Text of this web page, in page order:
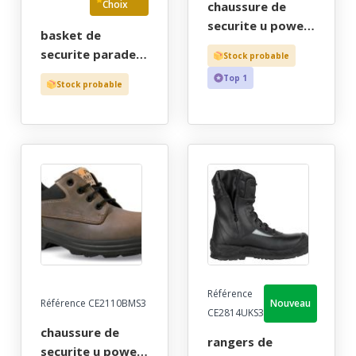
Choix
basket de
securite parade
mixte, pied
sensible noir
respirant - ce en
iso 20345 s1p src
- 36/48 "jaep"
Stock probable
chaussure de
securite u power
homme, tout
terrain marron
haut cater
free - ce en iso
20345 s3 src -
Stock probable
Top 1
Référence CE2110BMS3
chaussure de
securite u power
Référence
CE2814UKS3
Nouveau
rangers de